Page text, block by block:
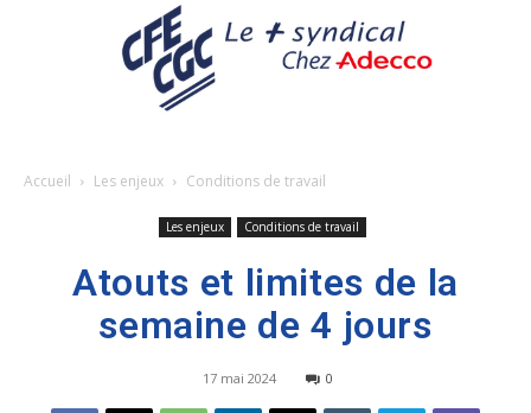
Accueil Les enjeux Conditions de travail
Les enjeux Conditions de travail
Atouts et limites de la
semaine de 4 jours
17 mai 2024 0